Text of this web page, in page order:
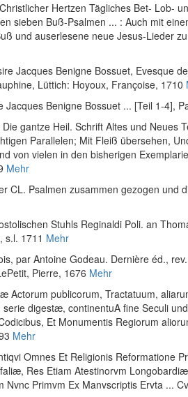
Hertzen Tägliches Bet- Lob-
sieben Buß-Psalmen ... : Auch mit
und auserlesene neue Jesus-Lieder
Jacques Benigne Bossuet, Evesque
, Lüttich: Hoyoux, Françoise, 1710
Benigne Bossuet ... [Teil 1-4],
Die gantze Heil. Schrift Altes und Neues
Parallelen; Mit Fleiß übersehen,
von vielen in den bisherigen
Mehr
CL. Psalmen zusammen gezogen und
Stuhls Reginaldi Poli. an
, s.l. 1711 Mehr
par Antoine Godeau. Dernière éd.,
Pierre, 1676 Mehr
publicorum, Tractatuum,
digestæ, continentuA fine Seculi
Et Monumentis Regiorum
Mehr
Omnes Et Religionis Reformatione
Res Etiam Atestinorvm
Primvm Ex Manvscriptis Ervta ...